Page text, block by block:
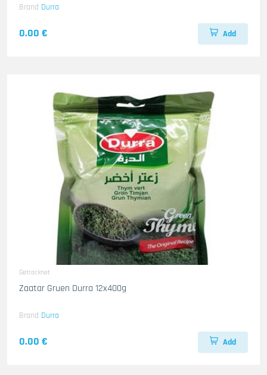
Brand Durra
0.00 € Add
Getrocknet
Zaatar Gruen Durra 12x400g
Brand Durra
0.00 € Add